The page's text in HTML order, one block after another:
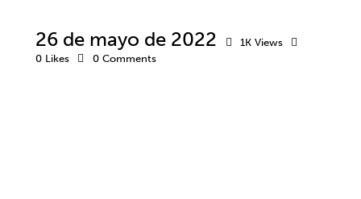
26 de mayo de 2022 1K Views
0 Likes 0 Comments